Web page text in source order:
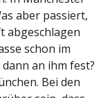
aber passiert,
abgeschlagen
schon im
an ihm fest?
Bei den